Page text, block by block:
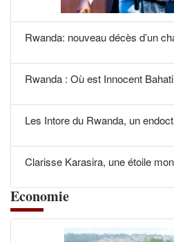
Rwanda: nouveau décès d’un
Rwanda : Où est Innocent
Les Intore du Rwanda, un
Clarisse Karasira, une étoile
Economie